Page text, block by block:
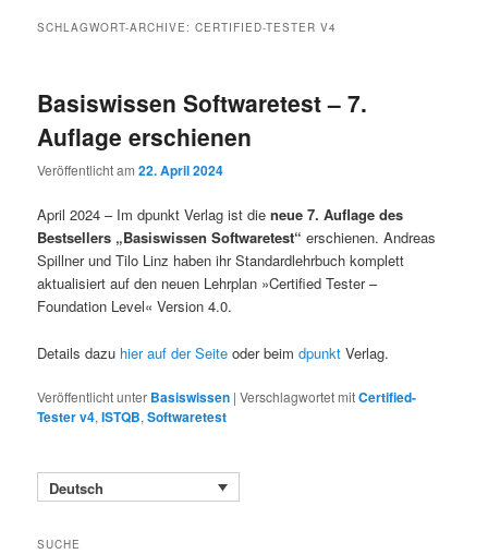
SCHLAGWORT-ARCHIVE:CERTIFIED-TESTER V4
Basiswissen Softwaretest – 7.
Auflage erschienen
Veröffentlicht am22. April 2024
April 2024 – Im dpunkt Verlag ist dieneue 7. Auflage des
Bestsellers „Basiswissen Softwaretest“ erschienen. Andreas
Spillner und Tilo Linz haben ihr Standardlehrbuch komplett
aktualisiert auf den neuen Lehrplan »Certified Tester –
Foundation Level« Version 4.0.
Details dazu hier auf der Seite oder beimdpunktVerlag.
Veröffentlicht unter Basiswissen |Verschlagwortet mitCertified-
Tester v4,ISTQB,Softwaretest
Deutsch
SUCHE